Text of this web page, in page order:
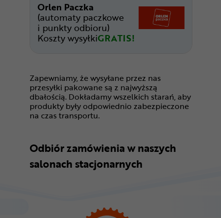
Orlen Paczka
(automaty paczkowe
i punkty odbioru)
Koszty wysyłkiGRATIS!
Zapewniamy, że wysyłane przez nas
przesyłki pakowane są z najwyższą
dbałością. Dokładamy wszelkich starań, aby
produkty były odpowiednio zabezpieczone
na czas transportu.
Odbiór zamówienia w naszych
salonach stacjonarnych